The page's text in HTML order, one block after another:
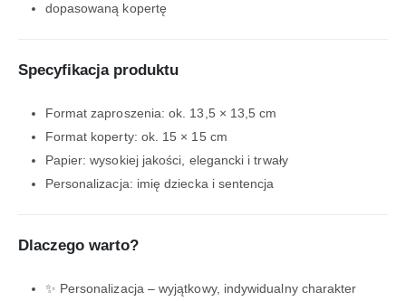
dopasowaną kopertę
Specyfikacja produktu
Format zaproszenia: ok. 13,5 × 13,5 cm
Format koperty: ok. 15 × 15 cm
Papier: wysokiej jakości, elegancki i trwały
Personalizacja: imię dziecka i sentencja
Dlaczego warto?
✨ Personalizacja – wyjątkowy, indywidualny charakter